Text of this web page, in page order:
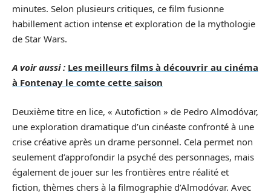
minutes. Selon plusieurs critiques, ce film fusionne
habillement action intense et exploration de la mythologie
de Star Wars.
A voir aussi : Les meilleurs films à découvrir au cinéma
à Fontenay le comte cette saison
Deuxième titre en lice, « Autofiction » de Pedro Almodóvar,
une exploration dramatique d’un cinéaste confronté à une
crise créative après un drame personnel. Cela permet non
seulement d’approfondir la psyché des personnages, mais
également de jouer sur les frontières entre réalité et
fiction, thèmes chers à la filmographie d’Almodóvar. Avec